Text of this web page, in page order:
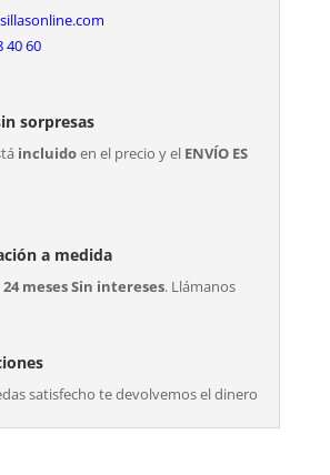
40 60
sorpresas
incluidoen el precio y el ENVÍO ES
a medida
24 meses Sin intereses. Llámanos
satisfecho te devolvemos el dinero